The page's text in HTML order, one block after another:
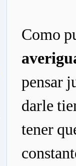
Como
pensar
darle
tener